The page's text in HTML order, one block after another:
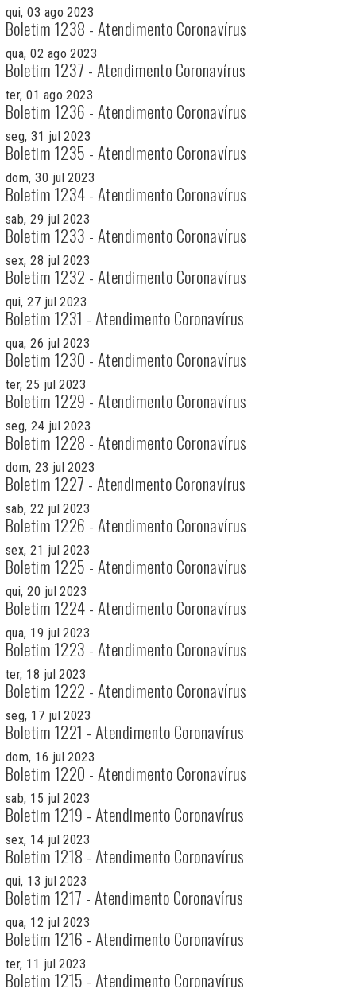
qui, 03 ago 2023
Boletim 1238 - Atendimento Coronavírus
qua, 02 ago 2023
Boletim 1237 - Atendimento Coronavírus
ter, 01 ago 2023
Boletim 1236 - Atendimento Coronavírus
seg, 31 jul 2023
Boletim 1235 - Atendimento Coronavírus
dom, 30 jul 2023
Boletim 1234 - Atendimento Coronavírus
sab, 29 jul 2023
Boletim 1233 - Atendimento Coronavírus
sex, 28 jul 2023
Boletim 1232 - Atendimento Coronavírus
qui, 27 jul 2023
Boletim 1231 - Atendimento Coronavírus
qua, 26 jul 2023
Boletim 1230 - Atendimento Coronavírus
ter, 25 jul 2023
Boletim 1229 - Atendimento Coronavírus
seg, 24 jul 2023
Boletim 1228 - Atendimento Coronavírus
dom, 23 jul 2023
Boletim 1227 - Atendimento Coronavírus
sab, 22 jul 2023
Boletim 1226 - Atendimento Coronavírus
sex, 21 jul 2023
Boletim 1225 - Atendimento Coronavírus
qui, 20 jul 2023
Boletim 1224 - Atendimento Coronavírus
qua, 19 jul 2023
Boletim 1223 - Atendimento Coronavírus
ter, 18 jul 2023
Boletim 1222 - Atendimento Coronavírus
seg, 17 jul 2023
Boletim 1221 - Atendimento Coronavírus
dom, 16 jul 2023
Boletim 1220 - Atendimento Coronavírus
sab, 15 jul 2023
Boletim 1219 - Atendimento Coronavírus
sex, 14 jul 2023
Boletim 1218 - Atendimento Coronavírus
qui, 13 jul 2023
Boletim 1217 - Atendimento Coronavírus
qua, 12 jul 2023
Boletim 1216 - Atendimento Coronavírus
ter, 11 jul 2023
Boletim 1215 - Atendimento Coronavírus